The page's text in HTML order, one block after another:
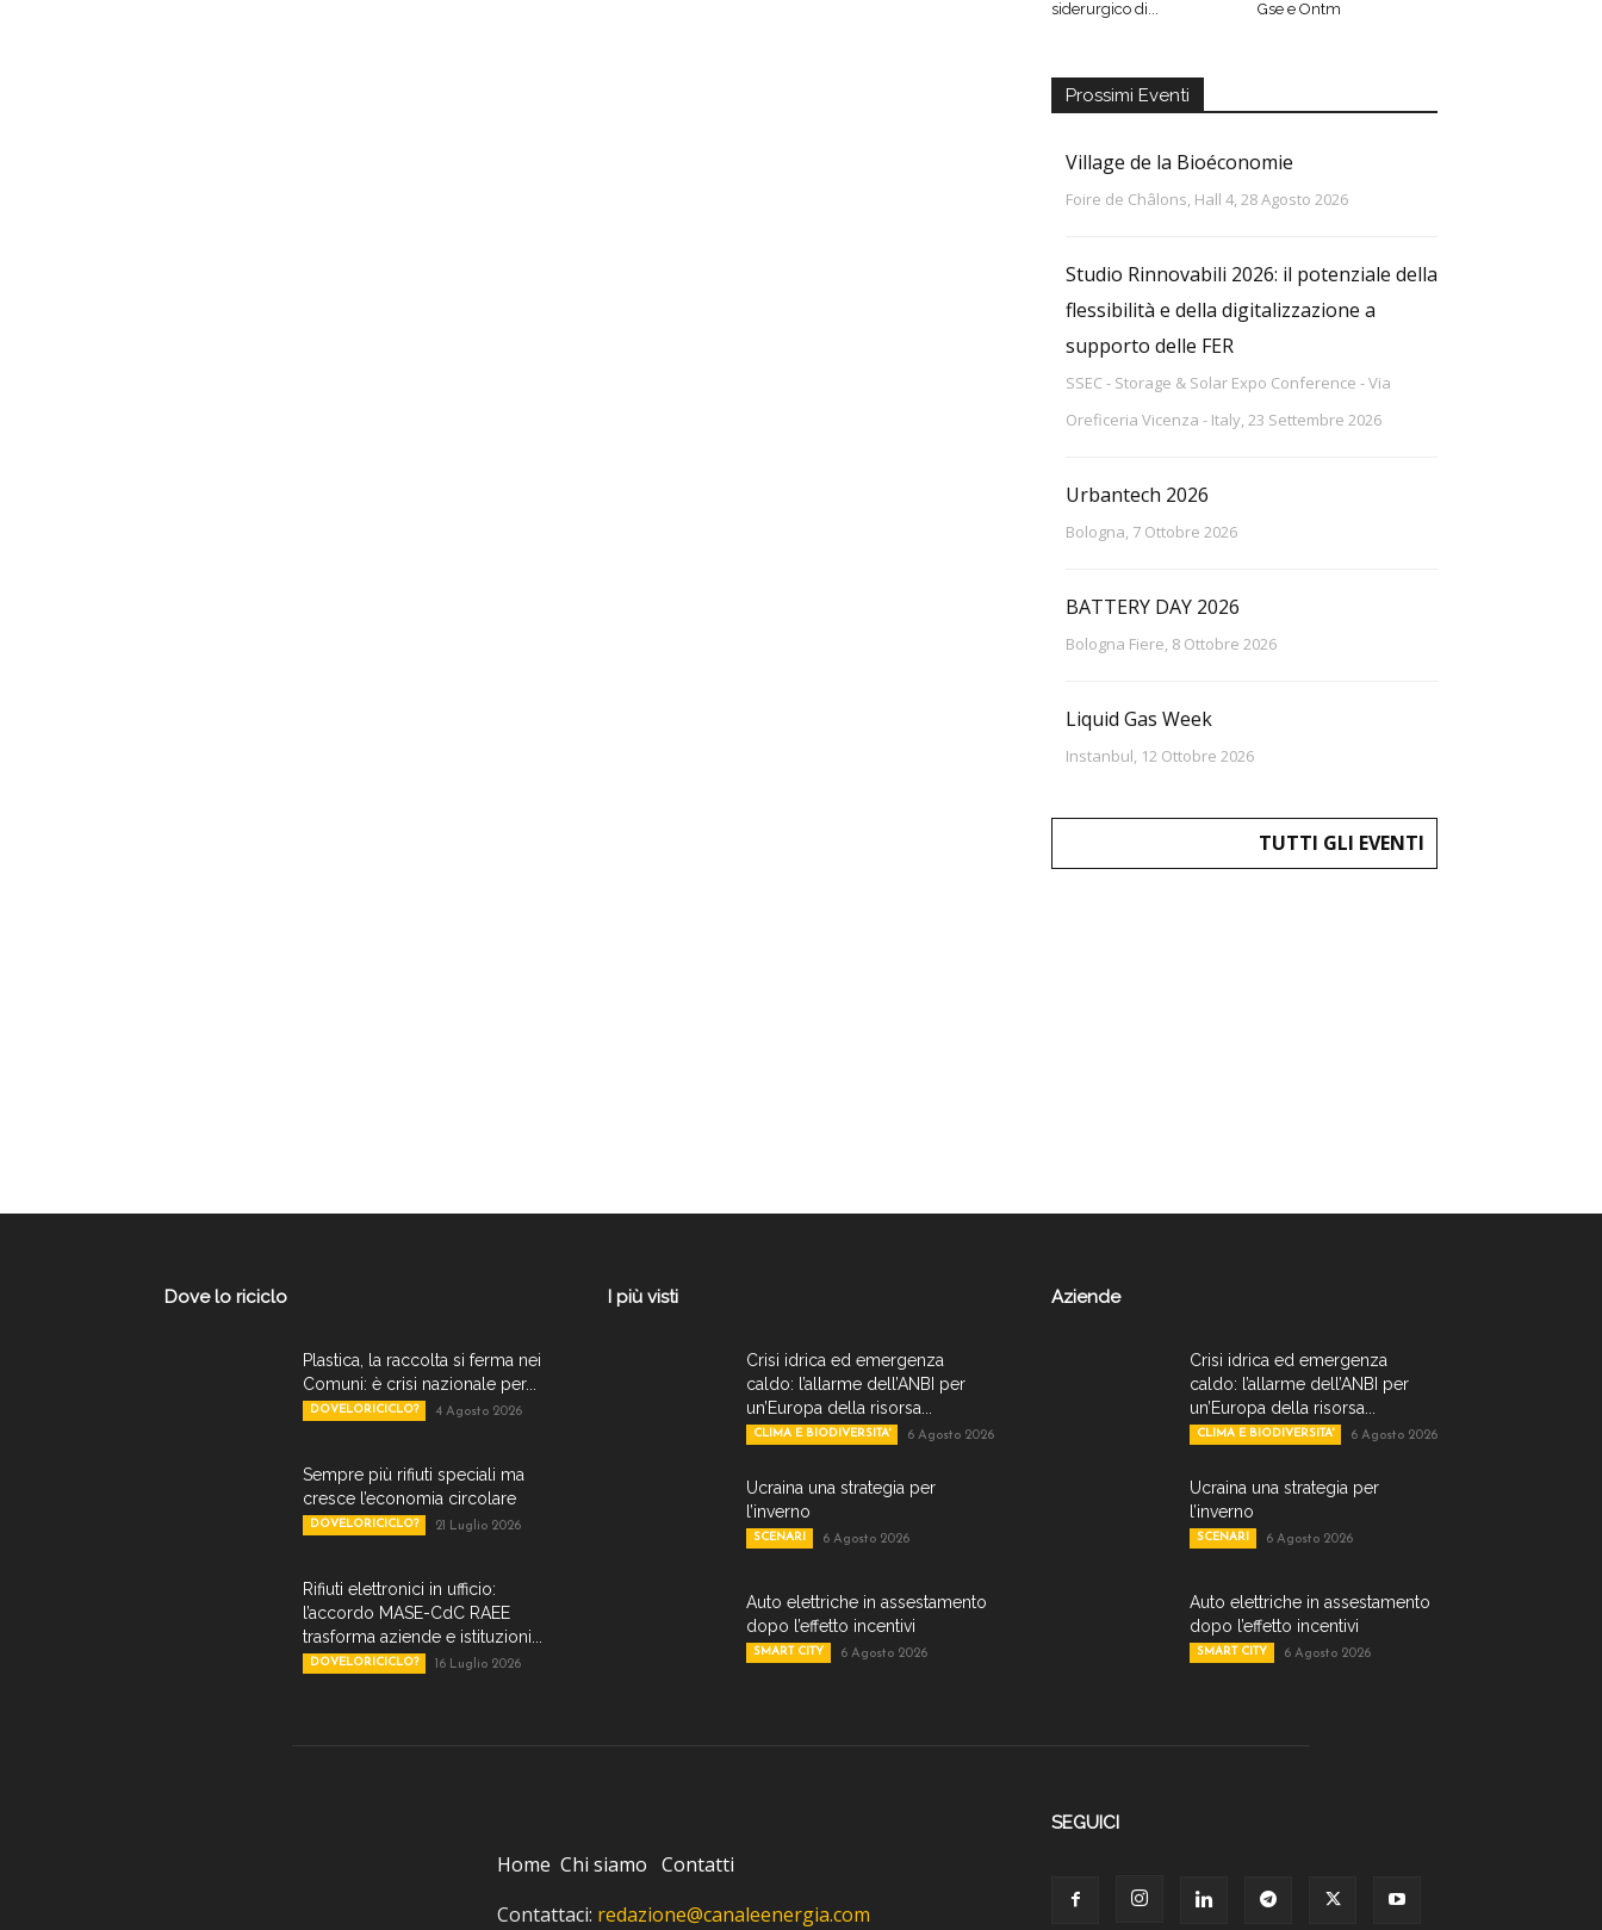
siderurgico di...
Gse e Ontm
Prossimi Eventi
Village de la Bioéconomie
Foire de Châlons, Hall 4, 28 Agosto 2026
Studio Rinnovabili 2026: il potenziale della
flessibilità e della digitalizzazione a
supporto delle FER
SSEC - Storage & Solar Expo Conference - Via
Oreficeria Vicenza - Italy, 23 Settembre 2026
Urbantech 2026
Bologna, 7 Ottobre 2026
BATTERY DAY 2026
Bologna Fiere, 8 Ottobre 2026
Liquid Gas Week
Instanbul, 12 Ottobre 2026
TUTTI GLI EVENTI
Dove lo riciclo
Plastica, la raccolta si ferma nei
Comuni: è crisi nazionale per...
DOVELORICICLO? 4 Agosto 2026
Sempre più rifiuti speciali ma
cresce l’economia circolare
DOVELORICICLO? 21 Luglio 2026
Rifiuti elettronici in ufficio:
l’accordo MASE-CdC RAEE
trasforma aziende e istituzioni...
DOVELORICICLO? 16 Luglio 2026
I più visti
Crisi idrica ed emergenza
caldo: l’allarme dell’ANBI per
un’Europa della risorsa...
CLIMA E BIODIVERSITA' 6 Agosto 2026
Ucraina una strategia per
l’inverno
SCENARI 6 Agosto 2026
Auto elettriche in assestamento
dopo l’effetto incentivi
SMART CITY 6 Agosto 2026
Aziende
Crisi idrica ed emergenza
caldo: l’allarme dell’ANBI per
un’Europa della risorsa...
CLIMA E BIODIVERSITA' 6 Agosto 2026
Ucraina una strategia per
l’inverno
SCENARI 6 Agosto 2026
Auto elettriche in assestamento
dopo l’effetto incentivi
SMART CITY 6 Agosto 2026
Home Chi siamo Contatti
Contattaci: redazione@canaleenergia.com
SEGUICI